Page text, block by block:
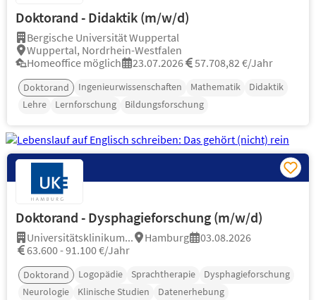
Doktorand - Didaktik (m/w/d)
Bergische Universität Wuppertal
Wuppertal, Nordrhein-Westfalen
Homeoffice möglich
23.07.2026 57.708,82 €/Jahr
Doktorand Ingenieurwissenschaften Mathematik
Didaktik
Lehre
Lernforschung Bildungsforschung
Doktorand - Dysphagieforschung (m/w/d)
Universitätsklinikum... Hamburg
03.08.2026
63.600 - 91.100 €/Jahr
Doktorand Logopädie Sprachtherapie
Dysphagieforschung
Neurologie
Klinische Studien Datenerhebung